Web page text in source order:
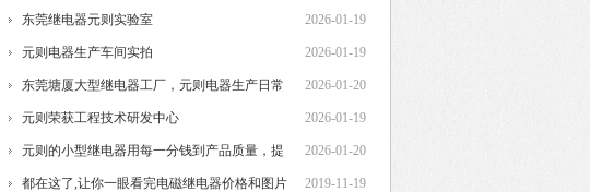
2026-01-19
东莞继电器元则实验室
2026-01-19
元则电器生产车间实拍
2026-01-20
东莞塘厦大型继电器工厂，元则电器生产日常
2026-01-19
元则荣获工程技术研发中心
2026-01-20
元则的小型继电器用每一分钱到产品质量，提
供... 2019-11-19
都在这了,让你一眼看完电磁继电器价格和图片